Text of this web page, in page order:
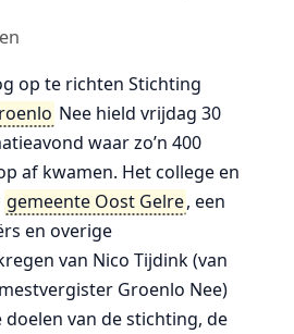
op te richten Stichting
Nee hield vrijdag 30
waar zo’n 400
af kwamen. Het college en
gemeente Oost Gelre, een
en overige
van Nico Tijdink (van
Groenlo Nee)
van de stichting, de